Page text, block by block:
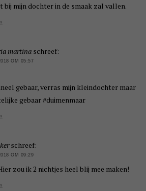
bij mijn dochter in de smaak zal vallen.
martina schreef:
OM 05:57
gebaar, verras mijn kleindochter maar
gebaar #duimenmaar
schreef:
OM 09:29
zou ik 2 nichtjes heel blij mee maken!